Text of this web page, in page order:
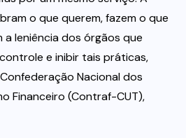
o que querem, fazem o que
leniência dos órgãos que
e inibir tais práticas,
Nacional dos
Financeiro (Contraf-CUT),